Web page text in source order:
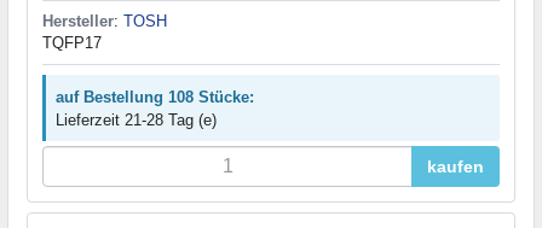
Hersteller: TOSH
TQFP17
auf Bestellung 108 Stücke:
Lieferzeit 21-28 Tag (e)
kaufen